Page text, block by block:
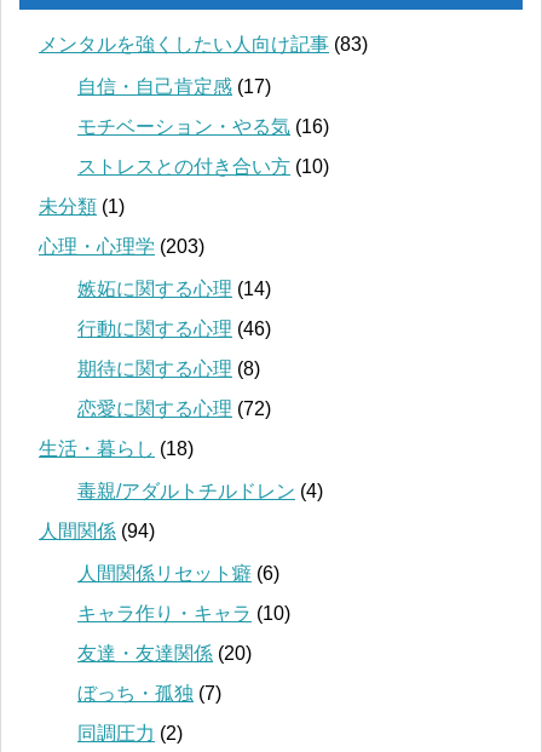
メンタルを強くしたい人向け記事 (83)
自信・自己肯定感 (17)
モチベーション・やる気 (16)
ストレスとの付き合い方 (10)
未分類 (1)
心理・心理学 (203)
嫉妬に関する心理 (14)
行動に関する心理 (46)
期待に関する心理 (8)
恋愛に関する心理 (72)
生活・暮らし (18)
毒親/アダルトチルドレン (4)
人間関係 (94)
人間関係リセット癖 (6)
キャラ作り・キャラ (10)
友達・友達関係 (20)
ぼっち・孤独 (7)
同調圧力 (2)